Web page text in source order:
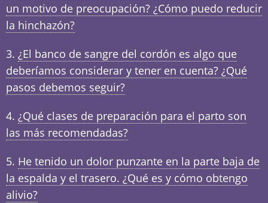
un motivo de preocupación? ¿Cómo puedo reducir
la hinchazón?
¿El banco de sangre del cordón es algo que
deberíamos considerar y tener en cuenta? ¿Qué
pasos debemos seguir?
¿Qué clases de preparación para el parto son
las más recomendadas?
He tenido un dolor punzante en la parte baja de
la espalda y el trasero. ¿Qué es y cómo obtengo
alivio?